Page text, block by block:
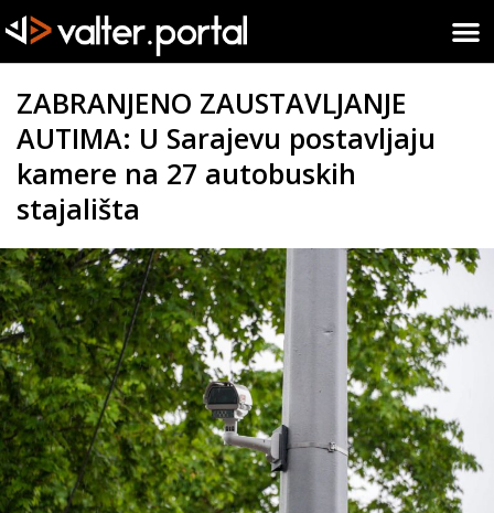
ZABRANJENO ZAUSTAVLJANJE
AUTIMA: U Sarajevu postavljaju
kamere na 27 autobuskih
stajališta